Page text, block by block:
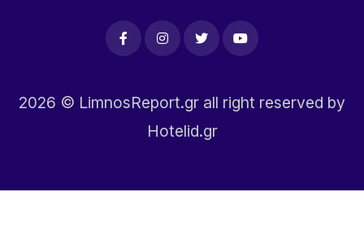
2026 © LimnosReport.gr all right reserved by
Hotelid.gr